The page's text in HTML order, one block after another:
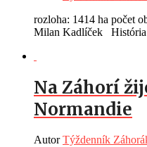
rozloha: 1414 ha počet
Milan Kadlíček História
Na Záhorí
Normandie
AutorTýždenník